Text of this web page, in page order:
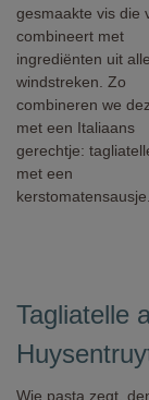
gesmaakte vis die
combineert met
ingrediënten uit alle
windstreken. Zo
combineren we
met een Italiaans
gerechtje:
met een
Tagliatelle
Wie pasta zegt,